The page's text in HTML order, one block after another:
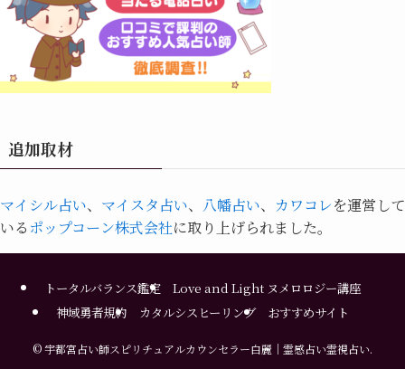
追加取材
マイシル占い、 マイスタ占い、 八幡占い、 カワコレを運営して
いる ポップコーン株式会社に取り上げられました。
トータルバランス鑑定
Love and Light ヌメロロジー講座
神域勇者規約
カタルシスヒーリング おすすめサイト
©宇都宮占い師スピリチュアルカウンセラー白麗｜霊感占い霊視占い.